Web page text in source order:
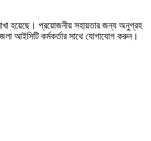
রাখা হয়েছে। প্রয়োজনীয় সহায়তার জন্য অনুগ্রহ
আইসিটি কর্মকর্তার সাথে যোগাযোগ করুন।